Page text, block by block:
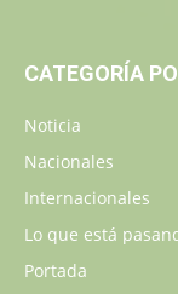
CATEGORÍA
Noticia
Nacionales
Internacionales
Lo que está
Portada